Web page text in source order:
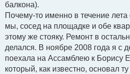
балкона).
Почему-то именно в течение
мы, сосед на площадке и обе
этому же стояку. Ремонт в
делался. В ноябре 2008 года я с
поехала на Ассамблею к Борису
который, как известно, основал